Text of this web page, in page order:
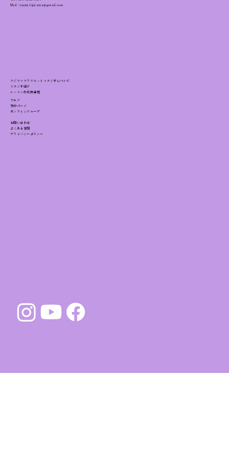
Mail：izumi.fujiyama@gmail.com
フジヤマクラリネットスタジオについて
スタジオ紹介
レッスンの成長過程
ブログ
予約ページ
オンライングループ
お問い合わせ
よくある質問
プライバシーポリシー